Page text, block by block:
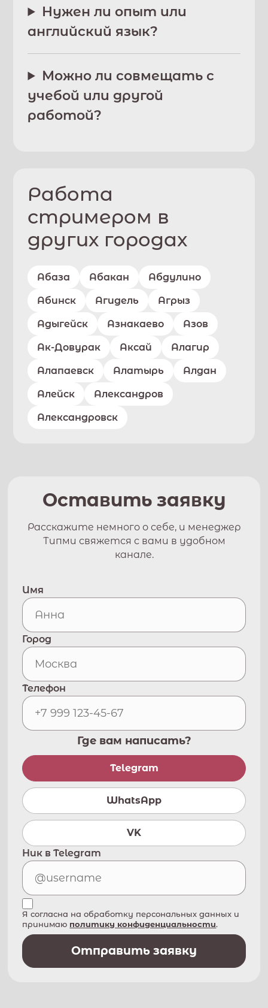
Нужен ли опыт или
английский язык?
Можно ли совмещать с
учебой или другой
работой?
Работа
стримером в
других городах
Абаза Абакан Абдулино
Абинск Агидель Агрыз
Адыгейск Азнакаево Азов
Ак-Довурак Аксай Алагир
Алапаевск Алатырь Алдан
Алейск Александров
Александровск
Оставить заявку
Расскажите немного о себе, и менеджер
Типми свяжется с вами в удобном
канале.
Имя
Город
Телефон
Где вам написать?
Telegram
WhatsApp
VK
Ник в Telegram
Я согласна на обработку персональных данных и
принимаю политику конфиденциальности.
Отправить заявку